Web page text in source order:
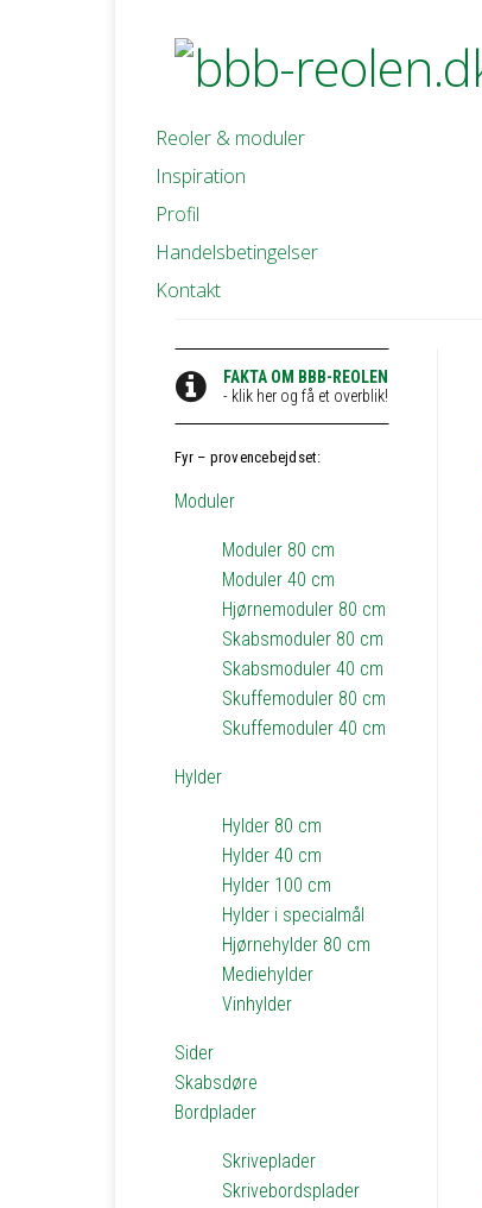
Reoler & moduler
Inspiration
Profil
Handelsbetingelser
Kontakt
FAKTA OM BBB-REOLEN
- klik her og få et overblik!
Fyr – provencebejdset:
Moduler
Moduler 80 cm
Moduler 40 cm
Hjørnemoduler 80 cm
Skabsmoduler 80 cm
Skabsmoduler 40 cm
Skuffemoduler 80 cm
Skuffemoduler 40 cm
Hylder
Hylder 80 cm
Hylder 40 cm
Hylder 100 cm
Hylder i specialmål
Hjørnehylder 80 cm
Mediehylder
Vinhylder
Sider
Skabsdøre
Bordplader
Skriveplader
Skrivebordsplader